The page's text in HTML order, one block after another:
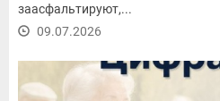
заасфальтируют,...
09.07.2026